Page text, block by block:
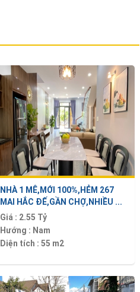
NHÀ 1 MÊ,MỚI 100%,HẺM 267
MAI HẮC ĐẾ,GẦN CHỢ,NHIỀU ...
Giá : 2.55 Tỷ
Hướng : Nam
Diện tích : 55 m2